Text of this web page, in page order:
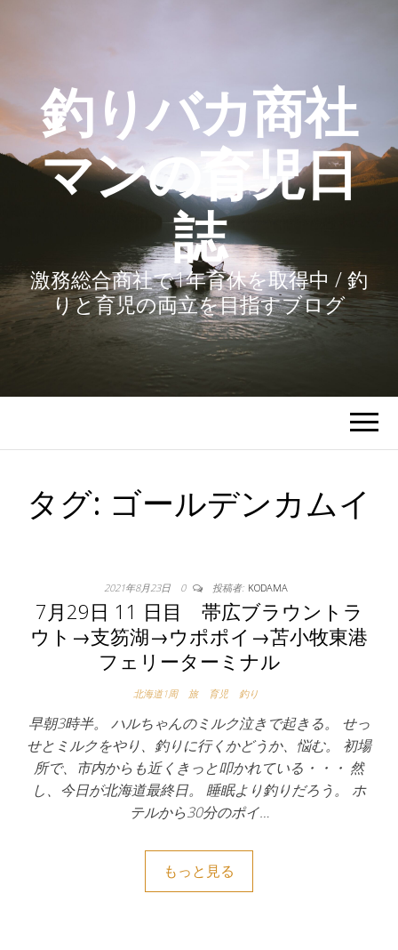
釣りバカ商社
マンの育児日
誌
激務総合商社で1年育休を取得中 / 釣
りと育児の両立を目指すブログ
タグ: ゴールデンカムイ
2021年8月23日 0 投稿者: KODAMA
7月29日 11 日目 帯広ブラウントラ
ウト→支笏湖→ウポポイ→苫小牧東港
フェリーターミナル
北海道1周 旅 育児 釣り
早朝3時半。 ハルちゃんのミルク泣きで起きる。 せっ
せとミルクをやり、釣りに行くかどうか、悩む。 初場
所で、市内からも近くきっと叩かれている・・・ 然
し、今日が北海道最終日。 睡眠より釣りだろう。 ホ
テルから30分のポイ…
もっと見る